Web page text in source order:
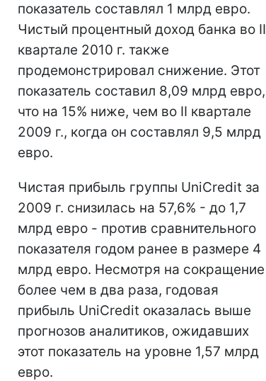
показатель составлял 1 млрд евро.
Чистый процентный доход банка во II
квартале 2010 г. также
продемонстрировал снижение. Этот
показатель составил 8,09 млрд евро,
что на 15% ниже, чем во II квартале
2009 г., когда он составлял 9,5 млрд
евро.
Чистая прибыль группы UniCredit за
2009 г. снизилась на 57,6% - до 1,7
млрд евро - против сравнительного
показателя годом ранее в размере 4
млрд евро. Несмотря на сокращение
более чем в два раза, годовая
прибыль UniCredit оказалась выше
прогнозов аналитиков, ожидавших
этот показатель на уровне 1,57 млрд
евро.